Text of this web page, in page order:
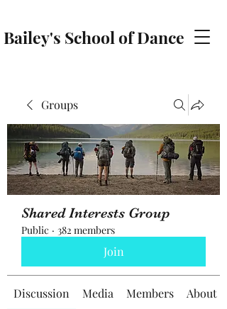
Bailey's School of Dance
Groups
Shared Interests Group
Public · 382 members
Join
Discussion Media Members About